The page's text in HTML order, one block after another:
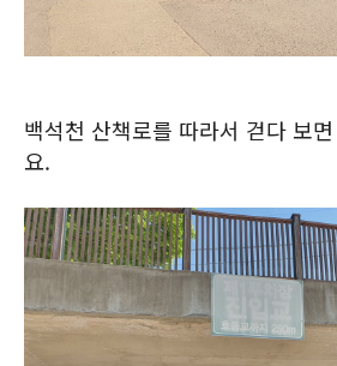
백석천 산책로를 따라서 걷다 보
요.